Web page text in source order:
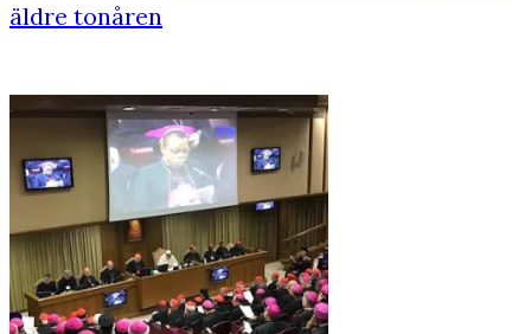
äldre tonåren